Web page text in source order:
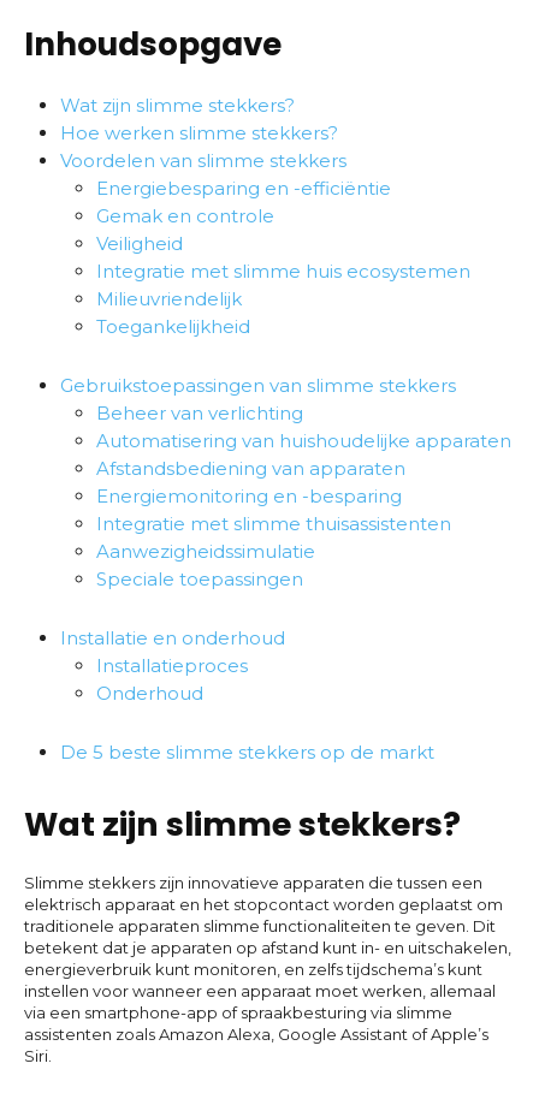
Inhoudsopgave
Wat zijn slimme stekkers?
Hoe werken slimme stekkers?
Voordelen van slimme stekkers
Energiebesparing en -efficiëntie
Gemak en controle
Veiligheid
Integratie met slimme huis ecosystemen
Milieuvriendelijk
Toegankelijkheid
Gebruikstoepassingen van slimme stekkers
Beheer van verlichting
Automatisering van huishoudelijke apparaten
Afstandsbediening van apparaten
Energiemonitoring en -besparing
Integratie met slimme thuisassistenten
Aanwezigheidssimulatie
Speciale toepassingen
Installatie en onderhoud
Installatieproces
Onderhoud
De 5 beste slimme stekkers op de markt
Wat zijn slimme stekkers?
Slimme stekkers zijn innovatieve apparaten die tussen een
elektrisch apparaat en het stopcontact worden geplaatst om
traditionele apparaten slimme functionaliteiten te geven. Dit
betekent dat je apparaten op afstand kunt in- en uitschakelen,
energieverbruik kunt monitoren, en zelfs tijdschema’s kunt
instellen voor wanneer een apparaat moet werken, allemaal
via een smartphone-app of spraakbesturing via slimme
assistenten zoals Amazon Alexa, Google Assistant of Apple’s
Siri.